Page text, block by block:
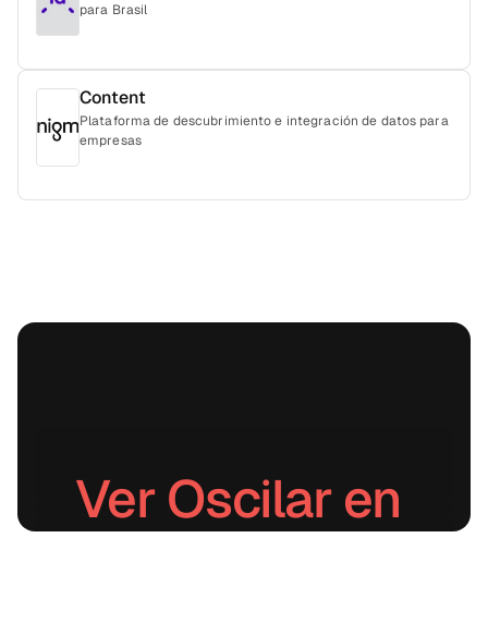
para Brasil
Content
Plataforma de descubrimiento e integración de datos para
empresas
Ver Oscilar en